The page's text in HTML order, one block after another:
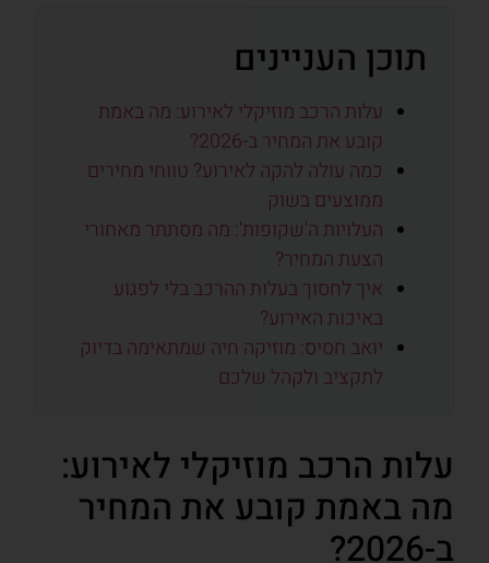
תוכן העניינים
עלות הרכב מוזיקלי לאירוע: מה באמת
קובע את המחיר ב-2026?
כמה עולה להקה לאירוע? טווחי מחירים
ממוצעים בשוק
העלויות ה'שקופות': מה מסתתר מאחורי
הצעת המחיר?
איך לחסוך בעלות ההרכב בלי לפגוע
באיכות האירוע?
יואב חסיס: מוזיקה חיה שמתאימה בדיוק
לתקציב ולקהל שלכם
עלות הרכב מוזיקלי לאירוע:
מה באמת קובע את המחיר
ב-2026?